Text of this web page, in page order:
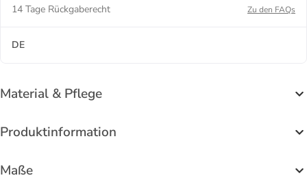
14 Tage Rückgaberecht
Zu den FAQs
DE
Material & Pflege
Produktinformation
Maße